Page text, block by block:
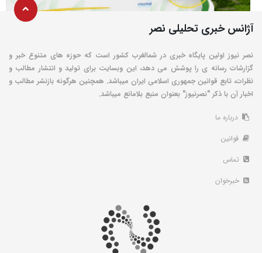
آژانس خبری تحلیلی نصر
نصر نیوز اولین پایگاه خبری در شمالغرب کشور است که حوزه های متنوع خبر و
گزارشات رسانه ی را پوشش می دهد، این وبسایت برای تولید و انتشار مطالب و
نظرات، تابع قوانین جمهوری اسلامی ایران میباشد. همچنین هرگونه بازنشر مطالب و
اخبار آن با ذکر "نصرنیوز" بعنوان منبع بلامانع میباشد.
درباره ما
قوانین
تماس
خبرخوان